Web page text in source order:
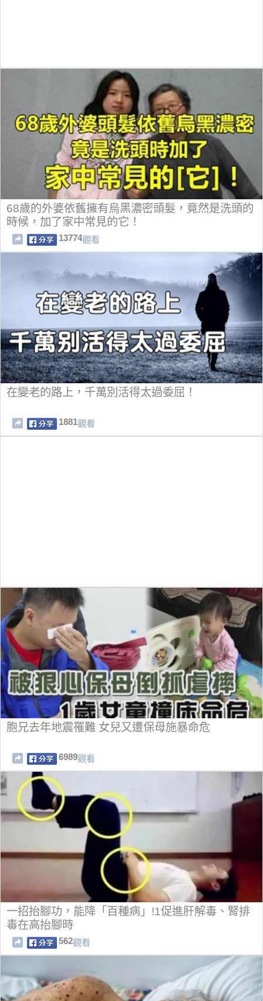
68歲的外婆依舊擁有烏黑濃密頭髮，竟然是洗頭的
時候，加了家中常見的它！
13774觀看
在變老的路上，千萬別活得太過委屈！
1881觀看
胞兄去年地震罹難 女兒又遭保母施暴命危
6989觀看
一招抬腳功，能降「百種病」!1促進肝解毒、腎排
毒在高抬腳時
562觀看